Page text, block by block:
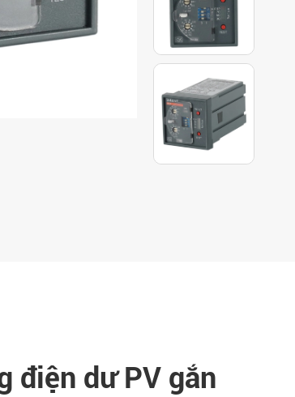
điện dư PV gắn